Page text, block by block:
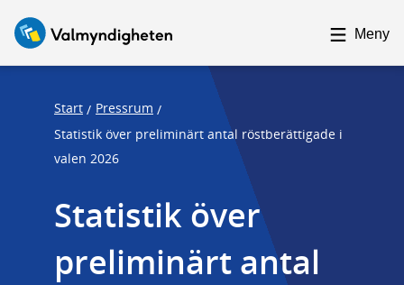
Meny
Start / Pressrum /
Statistik över preliminärt antal röstberättigade i
valen 2026
Statistik över
preliminärt antal
c
c